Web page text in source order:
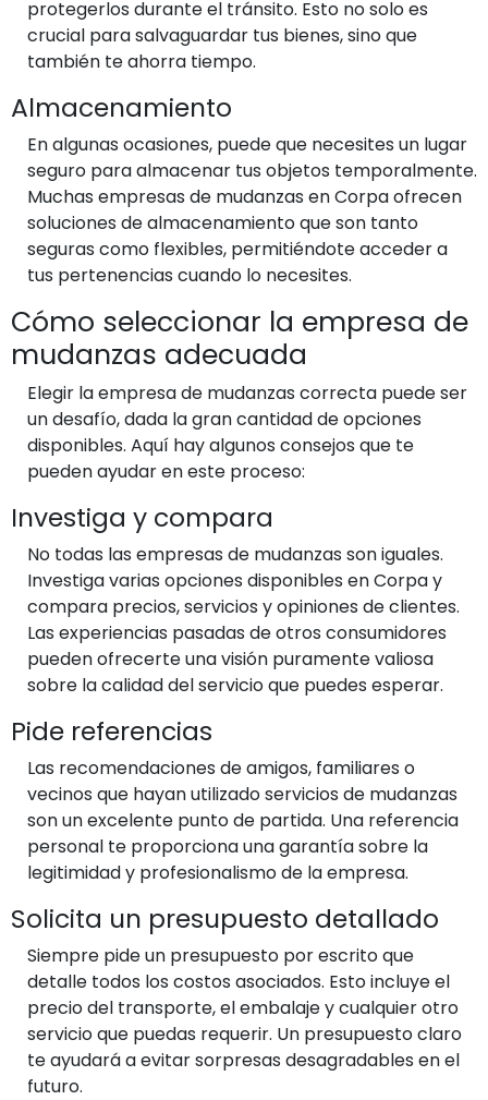
protegerlos durante el tránsito. Esto no solo es
crucial para salvaguardar tus bienes, sino que
también te ahorra tiempo.
Almacenamiento
En algunas ocasiones, puede que necesites un lugar
seguro para almacenar tus objetos temporalmente.
Muchas empresas de mudanzas en Corpa ofrecen
soluciones de almacenamiento que son tanto
seguras como flexibles, permitiéndote acceder a
tus pertenencias cuando lo necesites.
Cómo seleccionar la empresa de
mudanzas adecuada
Elegir la empresa de mudanzas correcta puede ser
un desafío, dada la gran cantidad de opciones
disponibles. Aquí hay algunos consejos que te
pueden ayudar en este proceso:
Investiga y compara
No todas las empresas de mudanzas son iguales.
Investiga varias opciones disponibles en Corpa y
compara precios, servicios y opiniones de clientes.
Las experiencias pasadas de otros consumidores
pueden ofrecerte una visión puramente valiosa
sobre la calidad del servicio que puedes esperar.
Pide referencias
Las recomendaciones de amigos, familiares o
vecinos que hayan utilizado servicios de mudanzas
son un excelente punto de partida. Una referencia
personal te proporciona una garantía sobre la
legitimidad y profesionalismo de la empresa.
Solicita un presupuesto detallado
Siempre pide un presupuesto por escrito que
detalle todos los costos asociados. Esto incluye el
precio del transporte, el embalaje y cualquier otro
servicio que puedas requerir. Un presupuesto claro
te ayudará a evitar sorpresas desagradables en el
futuro.